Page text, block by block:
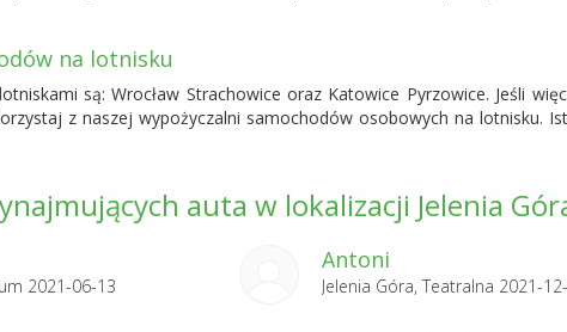
na lotnisku
są:Wrocław Strachowice oraz Katowice Pyrzowice. Jeśli
z naszej wypożyczalni samochodów osobowych na lotnisku.
auta w lokalizacji Jelenia
2021-06-13
Antoni
Jelenia Góra, Teatralna 2021-